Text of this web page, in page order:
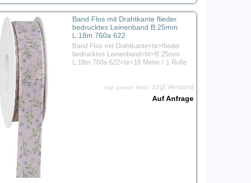
Band Flos mit Drahtkante flieder
bedrucktes Leinenband B:25mm
L:18m 760a 622
Band Flos mit Drahtkante<br>flieder
bedrucktes Leinenband<br>B:25mm
L:18m 760a 622<br>18 Meter / 1 Rolle
zzgl. gesetzl. MwSt.
zzgl.Versand
Auf Anfrage